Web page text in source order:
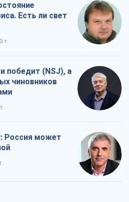
Есть ли свет
т.
победит (NSJ), а
чиновников
Россия может